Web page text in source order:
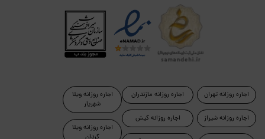
اجاره روزانه تهران
اجاره روزانه شیراز
اجاره روزانه مازندران
اجاره روزانه کیش
اجاره روزانه ویلا
شهریار
اجاره روزانه ویلا